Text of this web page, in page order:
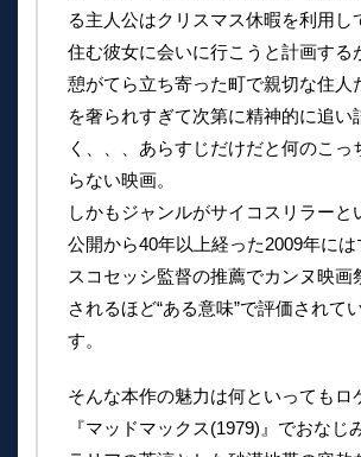
る主人公はクリスマス休暇を利用し
住む彼女に会いに行こうと計画する
憩がてら立ち寄った町で親切な住人
を奢られすぎて次第に精神的に追い
く、、、あらすじだけだと何のこっ
らない映画。
しかもジャンルがサイコスリラーと
公開から40年以上経った2009年には
スコセッシ監督の推薦でカンヌ映画
されるほど“ある意味”で評価されて
す。
そんな本作の魅力は何といってもロ
『マッドマックス(1979)』でおなじ